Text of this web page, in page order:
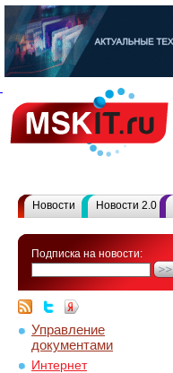
Новости Новости 2.0
Подписка на новости:
Управление
документами
Интернет